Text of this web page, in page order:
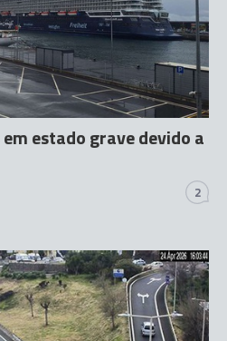
estado grave devido a
2